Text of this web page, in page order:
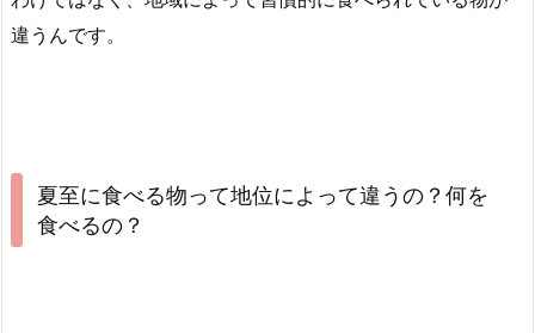
違うんです。
夏至に食べる物って地位によって違うの？何を
食べるの？